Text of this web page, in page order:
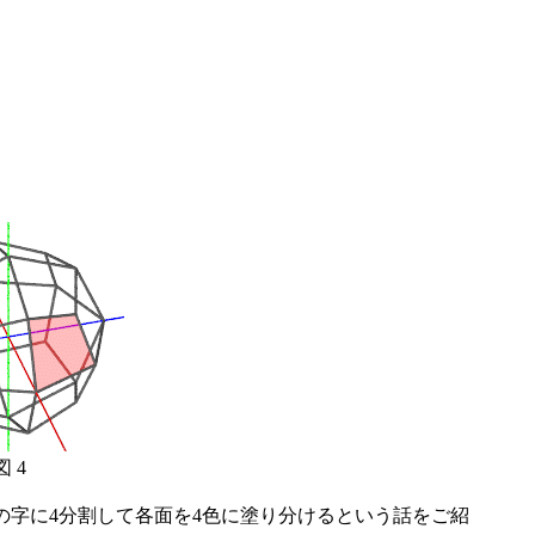
4
に4分割して各面を4色に塗り分けるという話をご紹